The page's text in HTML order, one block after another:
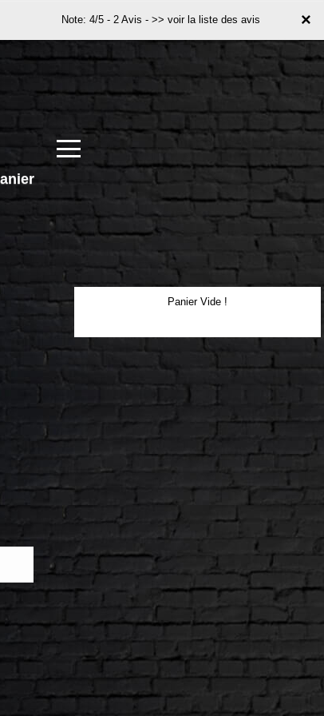
×
Note: 4/5 - 2 Avis - >> voir la liste des avis ×
Panier Vide !